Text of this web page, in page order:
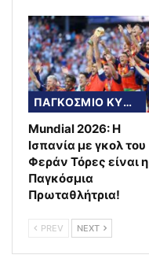
ΠΑΓΚΟΣΜΙΟ ΚΥΠΕΛΛΟ
Mundial 2026: Η
Ισπανία με γκολ του
Φεράν Τόρες είναι η
Παγκόσμια
Πρωταθλήτρια!
PREV NEXT